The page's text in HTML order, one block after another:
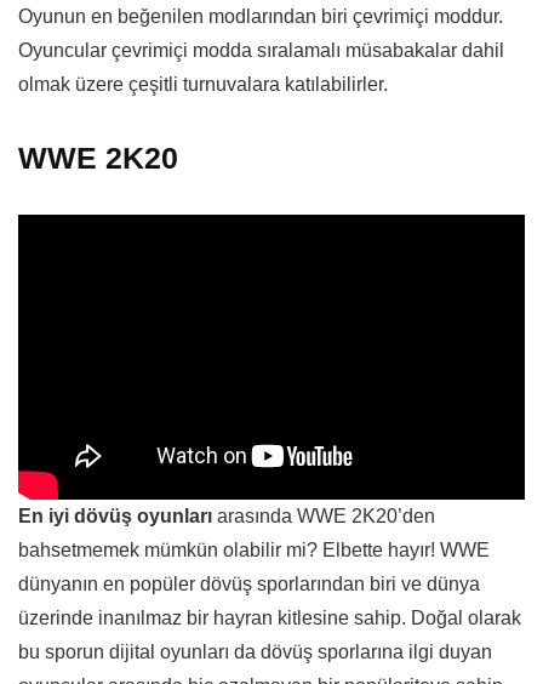
Oyunun en beğenilen modlarından biri çevrimiçi moddur.
Oyuncular çevrimiçi modda sıralamalı müsabakalar dahil
olmak üzere çeşitli turnuvalara katılabilirler.
WWE 2K20
En iyi dövüş oyunları arasında WWE 2K20’den
bahsetmemek mümkün olabilir mi? Elbette hayır! WWE
dünyanın en popüler dövüş sporlarından biri ve dünya
üzerinde inanılmaz bir hayran kitlesine sahip. Doğal olarak
bu sporun dijital oyunları da dövüş sporlarına ilgi duyan